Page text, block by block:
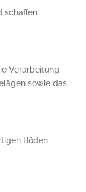
schaffen
Verarbeitung
sowie das
Böden